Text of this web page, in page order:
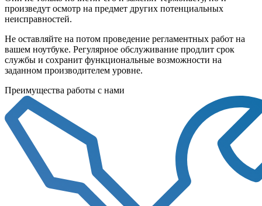
произведут осмотр на предмет других потенциальных
неисправностей.
Не оставляйте на потом проведение регламентных работ на
вашем ноутбуке. Регулярное обслуживание продлит срок
службы и сохранит функциональные возможности на
заданном производителем уровне.
Преимущества работы с нами